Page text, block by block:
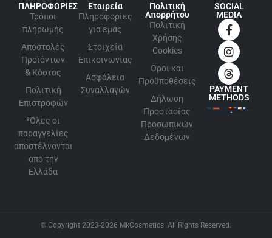
ΠΛΗΡΟΦΟΡΙΕΣ
Τρόποι
πληρωμής
Αποστολές
Προϊόντων
& Κόστος
Πολιτική
Επιστροφών
*Όλες οι
παραγγελίες
αποστέλνονται
απο την
Ελλάδα
Εταιρεία
Πληροφορίες
για εμάς
Στοιχεία
Επικοινωνίας
Ασφάλεια
Συναλλαγών
Πολιτική
Απορρήτου
Πολιτική
Xρήσης
Cookies
Όροι και
Προϋποθέσεις
Δήλωση
Προστασίας
Προσωπικών
Δεδομένων
SOCIAL
MEDIA
PAYMENT
METHODS
© Copyright 2023-2026 MkCosmetics. All Rights Reserved.